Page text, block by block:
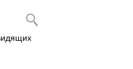
по запуску